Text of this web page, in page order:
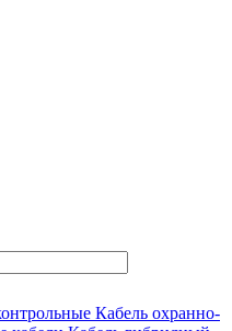
Кабель охранно-